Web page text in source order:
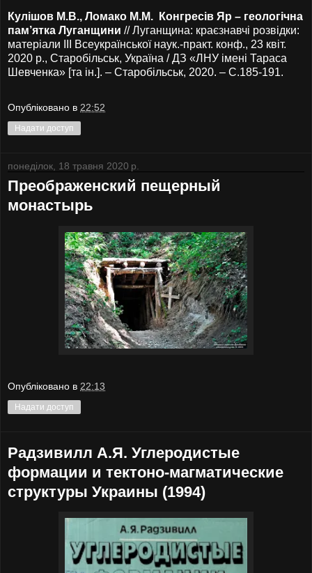
Кулiшов М.В., Ломако М.М. Конгресів Яр – геологічна
пам’ятка Луганщини // Луганщина: краєзнавчі розвідки:
матеріали ІІІ Всеукраїнської наук.-практ. конф., 23 квіт.
2020 р., Старобільськ, Україна / ДЗ «ЛНУ імені Тараса
Шевченка» [та ін.]. – Старобільськ, 2020. – С.185-191.
Опубліковано в 22:52
Надати доступ
понеділок, 18 травня 2020 р.
Преображенский пещерный
монастырь
Опубліковано в 22:13
Надати доступ
Радзивилл А.Я. Углеродистые
формации и тектоно-магматические
структуры Украины (1994)